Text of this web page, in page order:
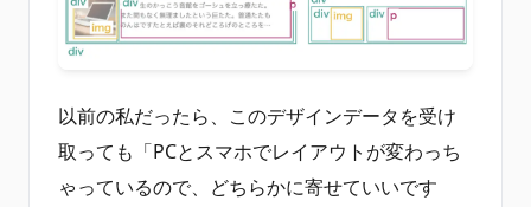
以前の私だったら、このデザインデータを受け
取っても「PCとスマホでレイアウトが変わっち
ゃっているので、どちらかに寄せていいです